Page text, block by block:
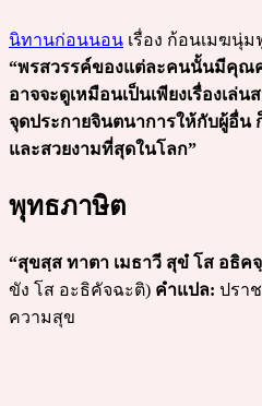
นิทานก่อนนอน เรื่อง ก้อนเมฆนุ่
“พรสวรรค์ของแต่ละคนนั้นมีคุณค่
อาจจะดูเหมือนเป็นเพียงเรื่องเล่
จุดประกายจินตนาการให้กับผู้อื่
และสวยงามที่สุดในโลก”
พุทธภาษิต
“สุขสฺส ทาตา เมธาวี สุขํ โส อธิค
ขัง โส อะธิคัจฉะติ) คำแปล: ปรา
ความสุข